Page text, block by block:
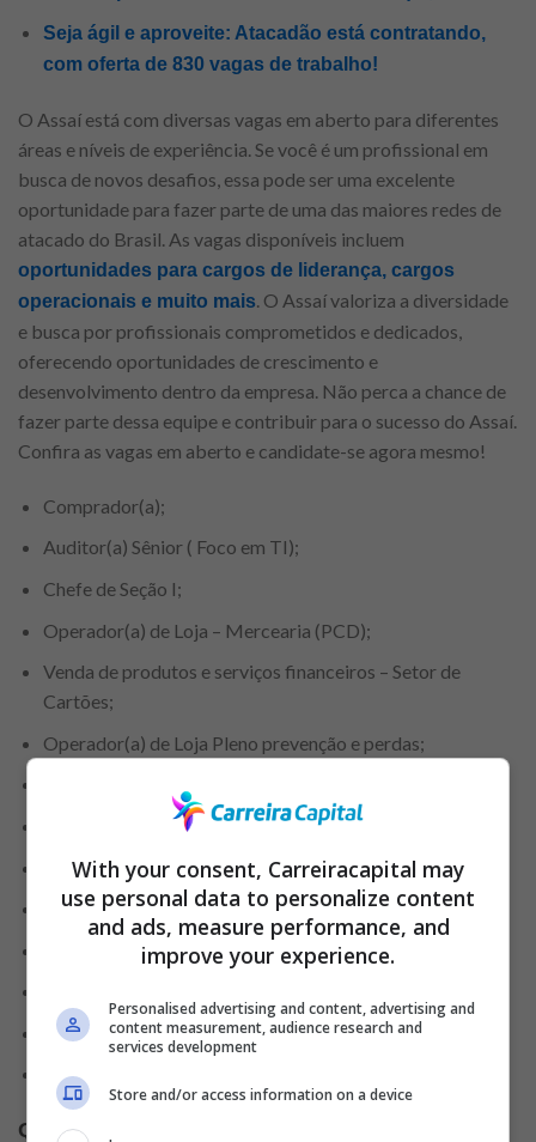
Seja ágil e aproveite: Atacadão está contratando,
com oferta de 830 vagas de trabalho!
O Assaí está com diversas vagas em aberto para diferentes
áreas e níveis de experiência. Se você é um profissional em
busca de novos desafios, essa pode ser uma excelente
oportunidade para fazer parte de uma das maiores redes de
atacado do Brasil. As vagas disponíveis incluem
oportunidades para cargos de liderança, cargos
operacionais e muito mais. O Assaí valoriza a diversidade
e busca por profissionais comprometidos e dedicados,
oferecendo oportunidades de crescimento e
desenvolvimento dentro da empresa. Não perca a chance de
fazer parte dessa equipe e contribuir para o sucesso do Assaí.
Confira as vagas em aberto e candidate-se agora mesmo!
Comprador(a);
Auditor(a) Sênior ( Foco em TI);
Chefe de Seção I;
Operador(a) de Loja – Mercearia (PCD);
Venda de produtos e serviços financeiros – Setor de
Cartões;
Operador(a) de Loja Pleno prevenção e perdas;
Aprendiz Operador de Caixa;
Técnico Segurança Trabalho;
Empacotador(a);
Operador(a) de Caixa;
Repositor de Mercadorias – Setor de Perecíveis;
Locutor.
Qual o salário
With your consent, Carreiracapital may
use personal data to personalize content
and ads, measure performance, and
improve your experience.
Personalised advertising and content, advertising and
content measurement, audience research and
services development
Store and/or access information on a device